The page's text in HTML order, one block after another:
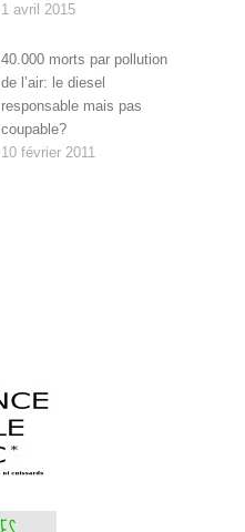
1 avril 2015
40.000 morts par pollution
de l’air: le diesel
responsable mais pas
coupable?
10 février 2011